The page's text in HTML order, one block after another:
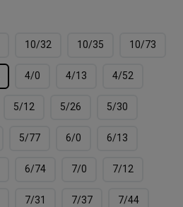
10/32 10/35 10/73
4/0 4/13 4/52
5/12 5/26 5/30
5/77 6/0 6/13
6/74 7/0 7/12
7/31 7/37 7/44